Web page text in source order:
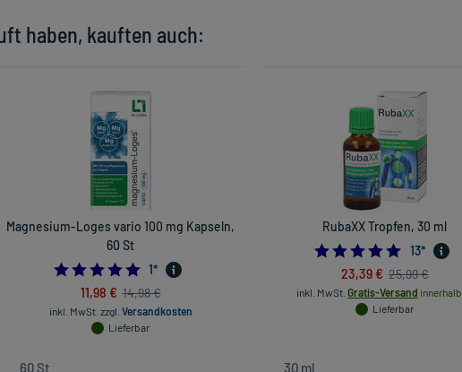
haben, kauften auch:
Magnesium-Loges vario 100 mg Kapseln,
60 St
5.0
1*
11,98 € 14,98 €
inkl. MwSt. zzgl. Versandkosten
Lieferbar
RubaXX Tropfen, 30 ml
13*
23,39 € 25,99 €
inkl. MwSt. Gratis-Versand
Lieferbar